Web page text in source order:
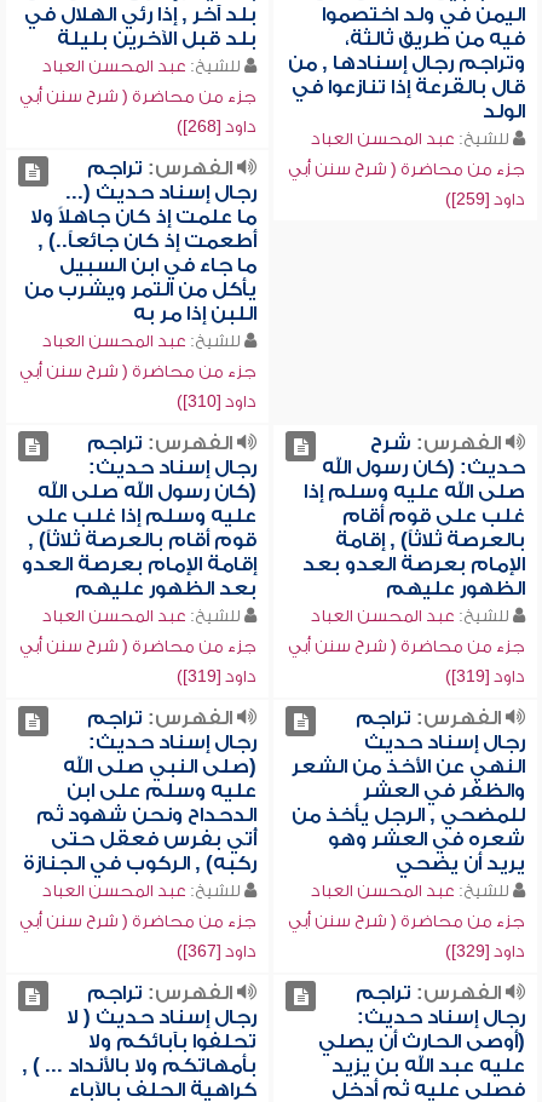
اليمن في ولد اختصموا
فيه من طريق ثالثة،
وتراجم رجال إسنادها , من
قال بالقرعة إذا تنازعوا في
الولد
للشيخ: عبد المحسن العباد
جزء من محاضرة ( شرح سنن أبي
داود [259])
بلد آخر , إذا رئي الهلال في
بلد قبل الآخرين بليلة
للشيخ: عبد المحسن العباد
جزء من محاضرة ( شرح سنن أبي
داود [268])
الفهرس: تراجم
رجال إسناد حديث (...
ما علمت إذ كان جاهلاً ولا
أطعمت إذ كان جائعاً..) ,
ما جاء في ابن السبيل
يأكل من التمر ويشرب من
اللبن إذا مر به
للشيخ: عبد المحسن العباد
جزء من محاضرة ( شرح سنن أبي
داود [310])
الفهرس: شرح
حديث: (كان رسول الله
صلى الله عليه وسلم إذا
غلب على قوم أقام
بالعرصة ثلاثاً) , إقامة
الإمام بعرصة العدو بعد
الظهور عليهم
للشيخ: عبد المحسن العباد
جزء من محاضرة ( شرح سنن أبي
داود [319])
الفهرس: تراجم
رجال إسناد حديث:
(كان رسول الله صلى الله
عليه وسلم إذا غلب على
قوم أقام بالعرصة ثلاثاً) ,
إقامة الإمام بعرصة العدو
بعد الظهور عليهم
للشيخ: عبد المحسن العباد
جزء من محاضرة ( شرح سنن أبي
داود [319])
الفهرس: تراجم
رجال إسناد حديث
النهي عن الأخذ من الشعر
والظفر في العشر
للمضحي , الرجل يأخذ من
شعره في العشر وهو
يريد أن يضحي
للشيخ: عبد المحسن العباد
جزء من محاضرة ( شرح سنن أبي
داود [329])
الفهرس: تراجم
رجال إسناد حديث:
(صلى النبي صلى الله
عليه وسلم على ابن
الدحداح ونحن شهود ثم
أُتي بفرس فعقل حتى
ركبه) , الركوب في الجنازة
للشيخ: عبد المحسن العباد
جزء من محاضرة ( شرح سنن أبي
داود [367])
الفهرس: تراجم
رجال إسناد حديث:
(أوصى الحارث أن يصلي
عليه عبد الله بن يزيد
فصلى عليه ثم أدخل
الفهرس: تراجم
رجال إسناد حديث ( لا
تحلفوا بآبائكم ولا
بأمهاتكم ولا بالأنداد ... ) ,
كراهية الحلف بالآباء